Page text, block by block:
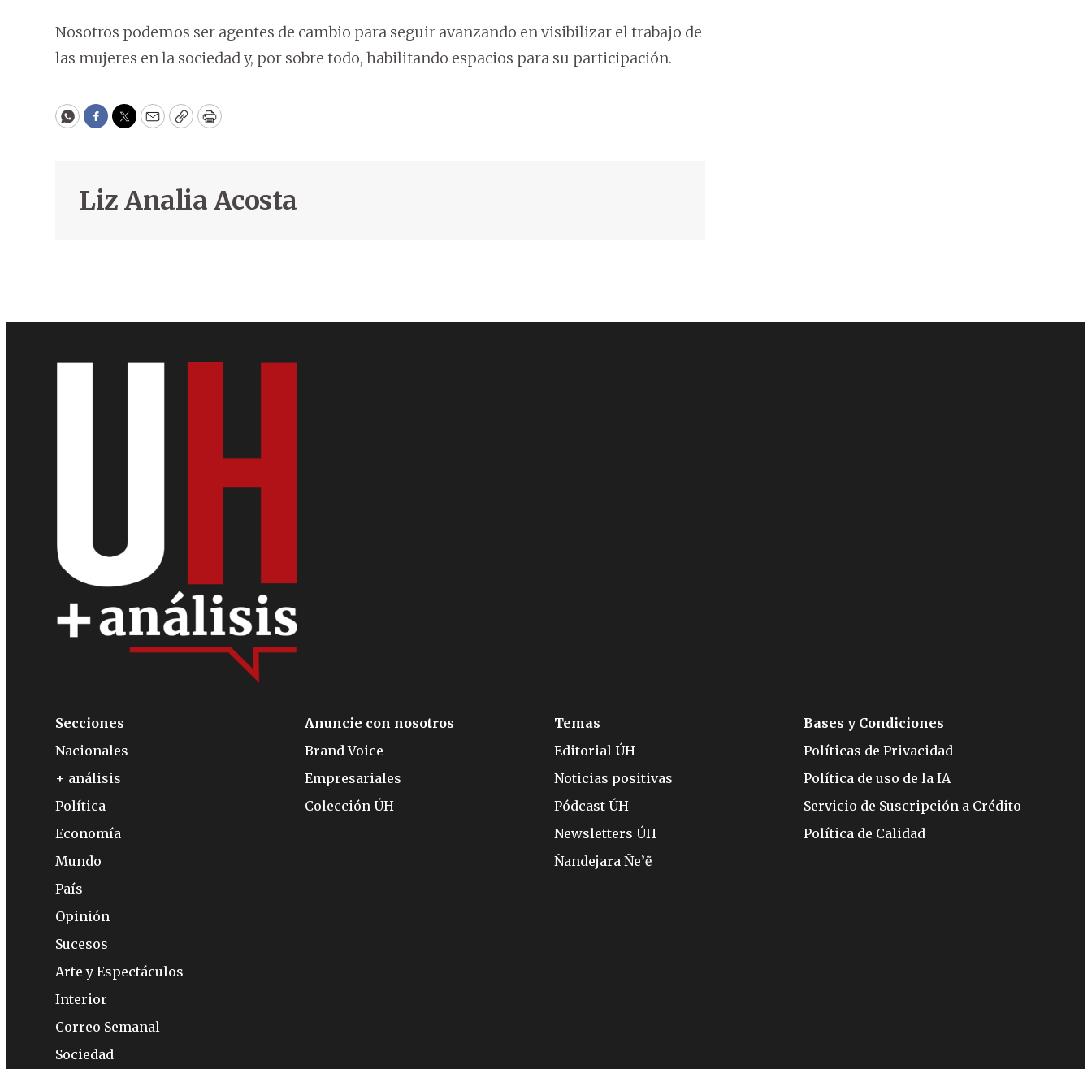
Nosotros podemos ser agentes de cambio para seguir avanzando en visibilizar el trabajo de
las mujeres en la sociedad y, por sobre todo, habilitando espacios para su participación.
WhatsApp
Facebook
Twitter
EmailCopyPrint
Liz Analia Acosta
Secciones
Nacionales
+ análisis
Política
Economía
Mundo
País
Opinión
Sucesos
Arte y Espectáculos
Interior
Correo Semanal
Sociedad
Anuncie con nosotros
Brand Voice
Empresariales
Colección ÚH
Temas
Editorial ÚH
Noticias positivas
Pódcast ÚH
Newsletters ÚH
Ñandejara Ñe’ẽ
Bases y Condiciones
Políticas de Privacidad
Política de uso de la IA
Servicio de Suscripción a Crédito
Política de Calidad